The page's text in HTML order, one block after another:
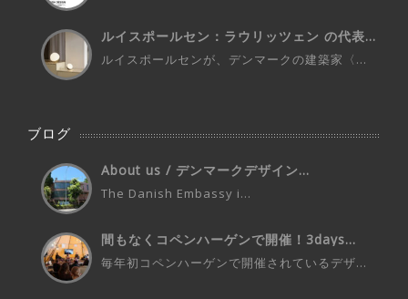
ルイスポールセン：ラウリッツェン の代表...
ルイスポールセンが、デンマークの建築家〈...
ブログ
About us / デンマークデザイン...
The Danish Embassy i...
間もなくコペンハーゲンで開催！3days...
毎年初コペンハーゲンで開催されているデザ...